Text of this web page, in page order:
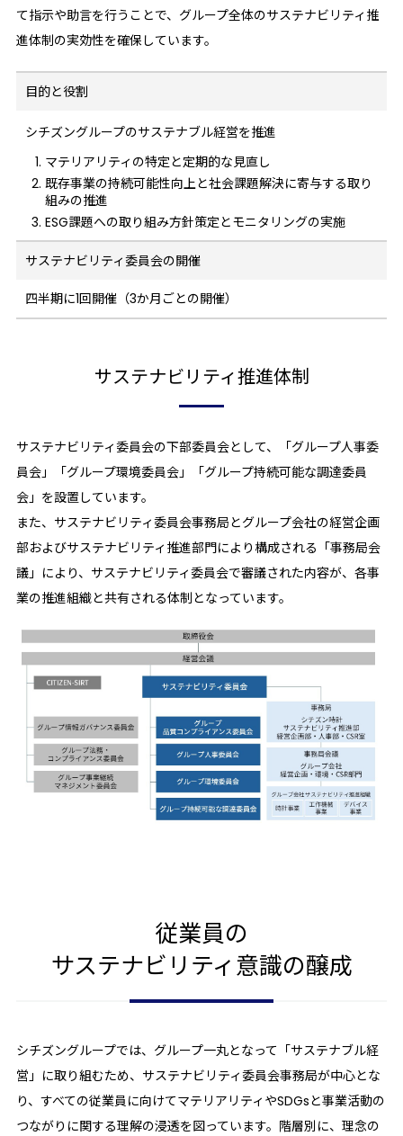
て指示や助言を行うことで、グループ全体のサステナビリティ推
進体制の実効性を確保しています。
目的と役割
シチズングループのサステナブル経営を推進
マテリアリティの特定と定期的な見直し
既存事業の持続可能性向上と社会課題解決に寄与する取り
組みの推進
ESG課題への取り組み方針策定とモニタリングの実施
サステナビリティ委員会の開催
四半期に1回開催（3か月ごとの開催）
サステナビリティ推進体制
サステナビリティ委員会の下部委員会として、「グループ人事委
員会」「グループ環境委員会」「グループ持続可能な調達委員
会」を設置しています。
また、サステナビリティ委員会事務局とグループ会社の経営企画
部およびサステナビリティ推進部門により構成される「事務局会
議」により、サステナビリティ委員会で審議された内容が、各事
業の推進組織と共有される体制となっています。
従業員の
サステナビリティ意識の醸成
シチズングループでは、グループ一丸となって「サステナブル経
営」に取り組むため、サステナビリティ委員会事務局が中心とな
り、すべての従業員に向けてマテリアリティやSDGsと事業活動の
つながりに関する理解の浸透を図っています。階層別に、理念の